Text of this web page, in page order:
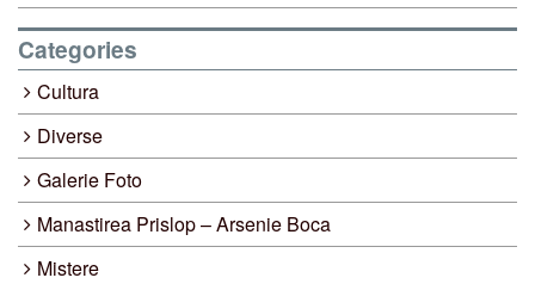
Categories
Cultura
Diverse
Galerie Foto
Manastirea Prislop – Arsenie Boca
Mistere